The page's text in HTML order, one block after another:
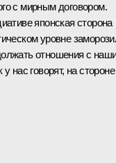
с мирным договором.
японская сторона
уровне
отношения с
нас говорят, на стороне